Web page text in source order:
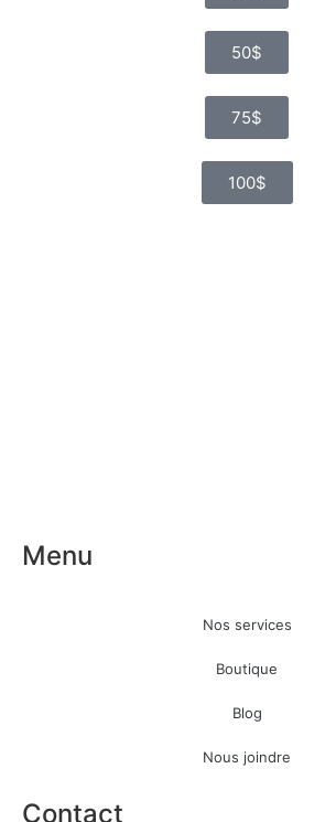
50$
75$
100$
Menu
Nos services
Boutique
Blog
Nous joindre
Contact